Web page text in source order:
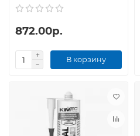
872.00р.
В корзину